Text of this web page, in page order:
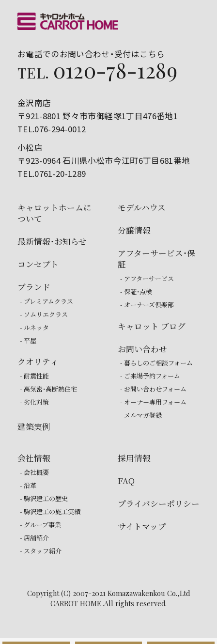
お電話でのお問い合わせ・受付はこちら
TEL. 0120-78-1289
金沢南店
〒921-8801 野々市市御経塚1丁目476番地1
TEL.076-294-0012
小松店
〒923-0964 石川県小松市今江町6丁目681番地
TEL.0761-20-1289
キャロットホームに
ついて
最新情報・お知らせ
コンセプト
ブランド
- プレミアムクラス
- ソムリエクラス
- ルネッタ
- 平屋
クオリティ
- 耐震性能
- 高気密・高断熱住宅
- 劣化対策
建築実例
モデルハウス
分譲情報
アフターサービス・保
証
- アフターサービス
- 保証・点検
- オーナーズ倶楽部
キャロット ブログ
お問い合わせ
- 暮らしのご相談フォーム
- ご来場予約フォーム
- お問い合わせフォーム
- オーナー専用フォーム
- メルマガ登録
会社情報
- 会社概要
- 沿革
- 駒沢建工の歴史
- 駒沢建工の施工実績
- グループ事業
- 店舗紹介
- スタッフ紹介
採用情報
FAQ
プライバシーポリシー
サイトマップ
Copyright (C) 2007-2021 Komazawakenkou Co.,Ltd
CARROT HOME .All rights reserved.